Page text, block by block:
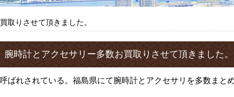
取りさせて頂きました。
腕時計とアクセサリー多数お買取りさせて頂きました。
ばれされている。福島県にて腕時計とアクセサリを多数まと